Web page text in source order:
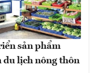
sản phẩm
du lịch nông thôn